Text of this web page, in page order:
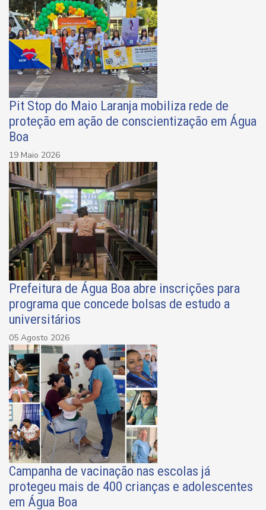
Pit Stop do Maio Laranja mobiliza rede de
proteção em ação de conscientização em Água
Boa
19 Maio 2026
Prefeitura de Água Boa abre inscrições para
programa que concede bolsas de estudo a
universitários
05 Agosto 2026
Campanha de vacinação nas escolas já
protegeu mais de 400 crianças e adolescentes
em Água Boa